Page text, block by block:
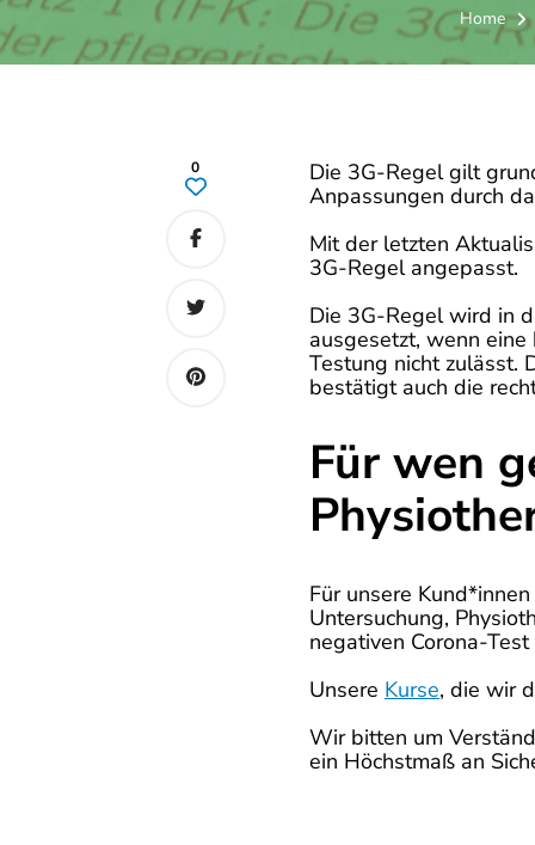
Home
0
Die 3G-Regel gilt
Anpassungen durch
Mit der letzten
3G-Regel angepasst.
Die 3G-Regel wird in
ausgesetzt, wenn
Testung nicht zulässt.
bestätigt auch die
Für wen
Für unsere
Untersuchung,
negativen Corona-
Unsere Kurse, die wir
Wir bitten um
ein Höchstmaß an